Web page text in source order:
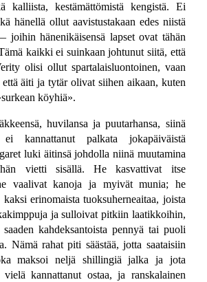
kalliista, kestämättömistä kengistä. Ei
hänellä ollut aavistustakaan edes niistä
joihin hänenikäisensä lapset ovat tähän
kaikki ei suinkaan johtunut siitä, että
olisi ollut spartalaisluontoinen, vaan
äiti ja tytär olivat siihen aikaan, kuten
köyhiä».
huvilansa ja puutarhansa, siinä
kannattanut palkata jokapäiväistä
luki äitinsä johdolla niinä muutamina
vietti sisällä. He kasvattivat itse
vaalivat kanoja ja myivät munia; he
erinomaista tuoksuherneaitaa, joista
ja sulloivat pitkiin laatikkoihin,
kahdeksantoista pennyä tai puoli
Nämä rahat piti säästää, jotta saataisiin
maksoi neljä shillingiä jalka ja jota
kannattanut ostaa, ja ranskalainen